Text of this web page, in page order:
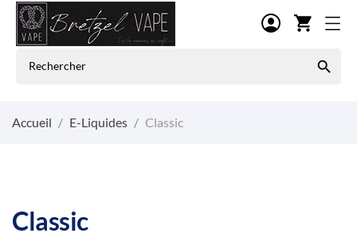
shopping_cart

Accueil E-Liquides Classic
Classic